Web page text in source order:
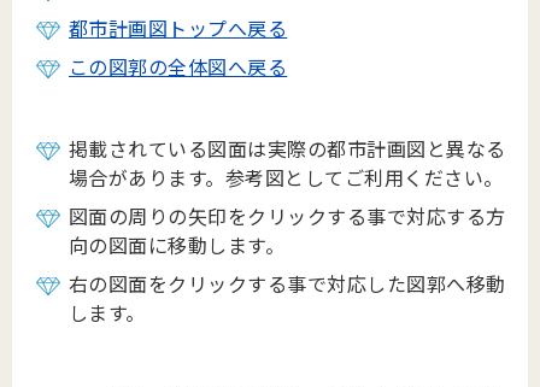
都市計画図トップへ戻る
この図郭の全体図へ戻る
掲載されている図面は実際の都市計画図と異なる
場合があります。参考図としてご利用ください。
図面の周りの矢印をクリックする事で対応する方
向の図面に移動します。
右の図面をクリックする事で対応した図郭へ移動
します。